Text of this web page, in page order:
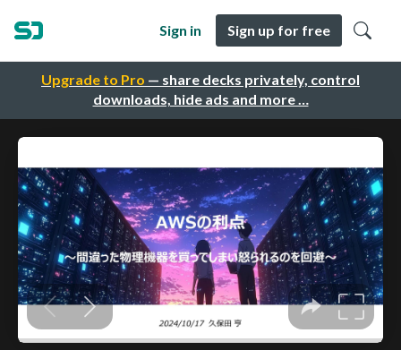
Upgrade to Pro — share decks privately, control
downloads, hide ads and more …
Sign in Sign up for free